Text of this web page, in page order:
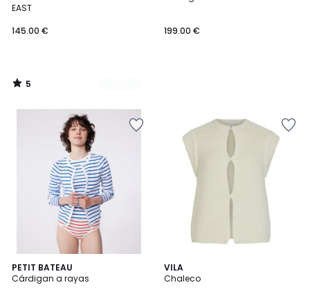
EAST
145.00 €
5
5
/
199.00 €
PETIT BATEAU
Cárdigan a rayas
3
/
VILA
Chaleco
5
/